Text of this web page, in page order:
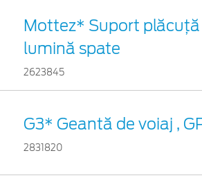
Mottez* Suport
lumină spate
2623845
G3* Geantă de voiaj ,
2831820